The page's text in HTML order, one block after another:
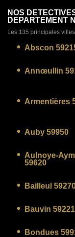
NOS
DEPARTEMENT
Les 135 principales
Abscon
Annœullin
Armentières
Auby 59950
Aulnoye-
59620
Bailleul
Bauvin 59221
Bondues